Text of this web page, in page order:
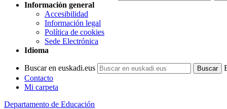
Información general
Accesibilidad
Información legal
Política de cookies
Sede Electrónica
Idioma
Buscar en euskadi.eus
Contacto
Mi carpeta
Departamento de Educación